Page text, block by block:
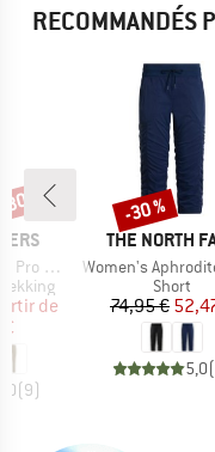
RECOMMANDÉS
III
réduit
de
(9)
%
MARQUE
THE NORTH
Article
Women's Aphrodite 2.0
Product
Short
Prix
74,95 € Prix
5,0(
Remise
-30 %